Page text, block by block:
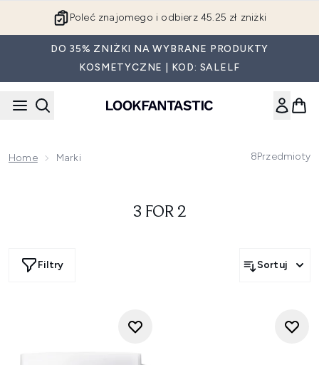
Poleć znajomego i odbierz 45.25 zł zniżki
DO 35% ZNIŻKI NA WYBRANE PRODUKTY
KOSMETYCZNE | KOD: SALELF
Home Marki 8Przedmioty
3 FOR 2
Filtry Sortuj